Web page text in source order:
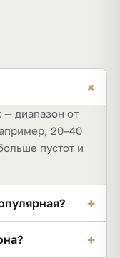
+
диапазон от
20–40
пустот и
+
армированного+